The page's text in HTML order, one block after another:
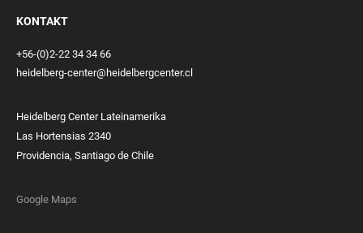
KONTAKT
+56-(0)2-22 34 34 66
heidelberg-center@heidelbergcenter.cl
Heidelberg Center Lateinamerika
Las Hortensias 2340
Providencia, Santiago de Chile
Google Maps